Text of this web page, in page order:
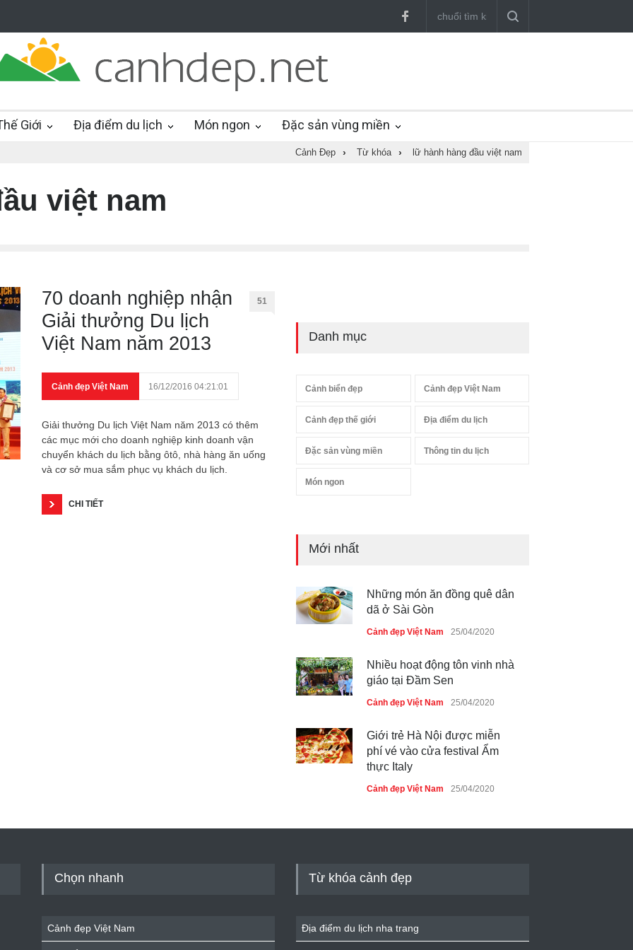
Giới Địa điểm du lịch Món ngon Đặc sản vùng miền
Cảnh Đẹp › Từ khóa › lữ hành hàng đầu việt nam
việt nam
70 doanh nghiệp nhận
Giải thưởng Du lịch
Việt Nam năm 2013
51
Cảnh đẹp Việt Nam 16/12/2016 04:21:01
Giải thưởng Du lịch Việt Nam năm 2013 có thêm
các mục mới cho doanh nghiệp kinh doanh vận
chuyển khách du lịch bằng ôtô, nhà hàng ăn uống
và cơ sở mua sắm phục vụ khách du lịch.
CHI TIẾT
Danh mục
Cảnh biển đẹp Cảnh đẹp Việt Nam
Cảnh đẹp thế giới Địa điểm du lịch
Đặc sản vùng miền Thông tin du lịch
Món ngon
Mới nhất
Những món ăn đồng quê dân
dã ở Sài Gòn
Cảnh đẹp Việt Nam 25/04/2020
Nhiều hoạt động tôn vinh nhà
giáo tại Đầm Sen
Cảnh đẹp Việt Nam 25/04/2020
Giới trẻ Hà Nội được miễn
phí vé vào cửa festival Ẩm
thực Italy
Cảnh đẹp Việt Nam 25/04/2020
Cảnh đẹp Việt Nam
Chọn nhanh
Cảnh đẹp Việt Nam
Từ khóa cảnh đẹp
Địa điểm du lịch nha trang